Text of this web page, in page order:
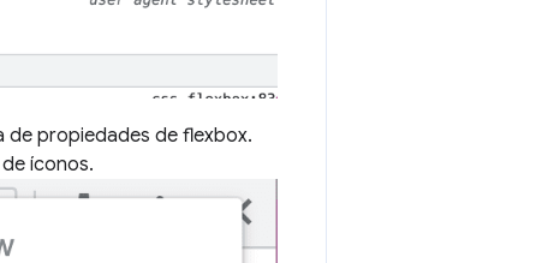
de propiedades de flexbox.
íconos.